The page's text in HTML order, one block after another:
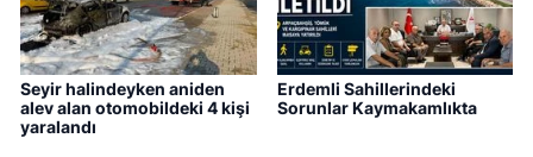
Seyir halindeyken aniden
alev alan otomobildeki 4 kişi
yaralandı
Erdemli Sahillerindeki
Sorunlar Kaymakamlıkta